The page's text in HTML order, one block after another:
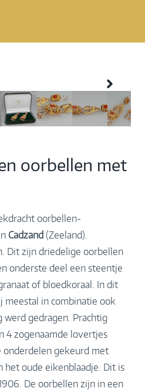
oorbellen met
oorbellen-
Cadzand (Zeeland).
Dit zijn driedelige oorbellen
onderste deel een steentje
of bloedkoraal. In dit
meestal in combinatie ook
gedragen. Prachtig
4 zogenaamde lovertjes
onderdelen gekeurd met
het oude eikenblaadje. Dit is
De oorbellen zijn in een